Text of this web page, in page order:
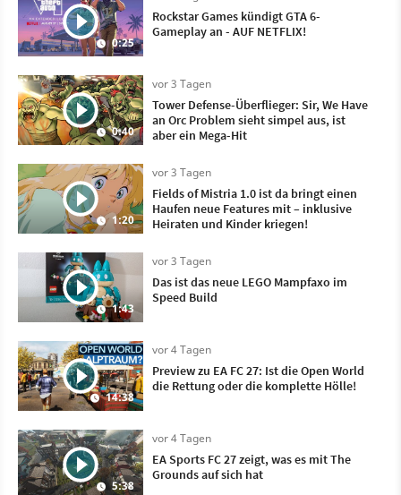
0:25
Rockstar Games kündigt GTA 6-
Gameplay an - AUF NETFLIX!
0:40
vor 3 Tagen
Tower Defense-Überflieger: Sir, We Have
an Orc Problem sieht simpel aus, ist
aber ein Mega-Hit
1:20
vor 3 Tagen
Fields of Mistria 1.0 ist da bringt einen
Haufen neue Features mit – inklusive
Heiraten und Kinder kriegen!
1:43
vor 3 Tagen
Das ist das neue LEGO Mampfaxo im
Speed Build
14:38
vor 4 Tagen
Preview zu EA FC 27: Ist die Open World
die Rettung oder die komplette Hölle!
5:38
vor 4 Tagen
EA Sports FC 27 zeigt, was es mit The
Grounds auf sich hat